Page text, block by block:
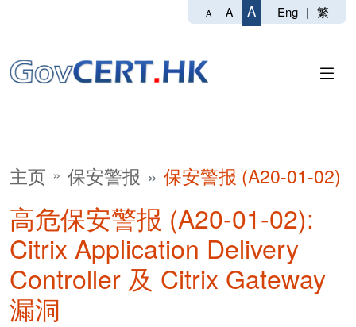
A A A Eng | 繁
主页 保安警报 保安警报 (A20-01-02)
高危保安警报 (A20-01-02):
Citrix Application Delivery
Controller 及 Citrix Gateway
漏洞